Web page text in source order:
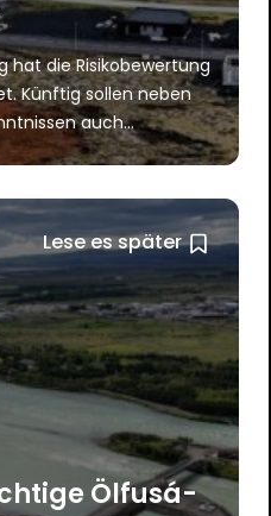
hat die Risikobewertung
Künftig sollen neben
auch...
Lese es später
Ölfusá-